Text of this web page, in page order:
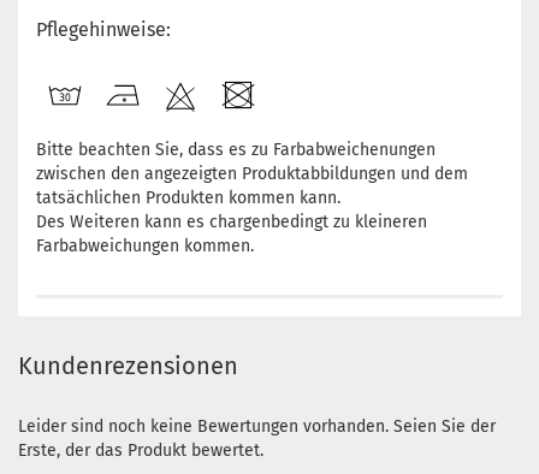
Pflegehinweise:
Bitte beachten Sie, dass es zu Farbabweichenungen
zwischen den angezeigten Produktabbildungen und dem
tatsächlichen Produkten kommen kann.
Des Weiteren kann es chargenbedingt zu kleineren
Farbabweichungen kommen.
Kundenrezensionen
Leider sind noch keine Bewertungen vorhanden. Seien Sie der
Erste, der das Produkt bewertet.